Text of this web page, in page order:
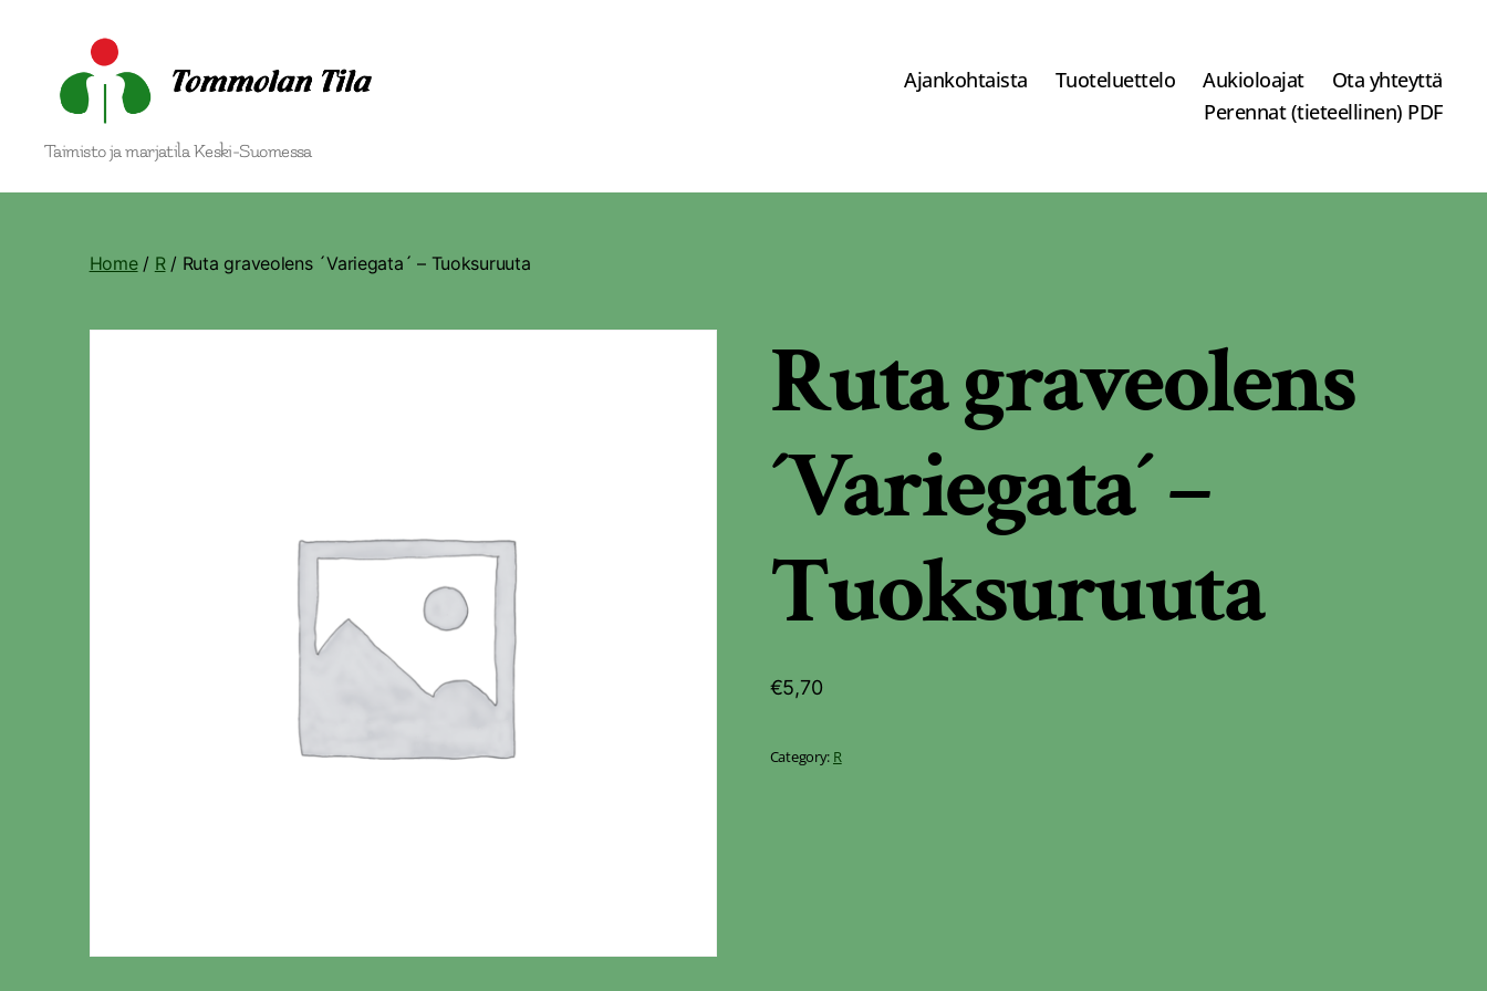
Tommolan
Tila
Taimisto ja marjatila Keski-Suomessa
Ajankohtaista Tuoteluettelo Aukioloajat
Ota yhteyttä
Perennat (tieteellinen) PDF
Home/ R/ Ruta graveolens ´Variegata´ – Tuoksuruuta
Ruta graveolens
´Variegata´ –
Tuoksuruuta
€5,70
Category: R